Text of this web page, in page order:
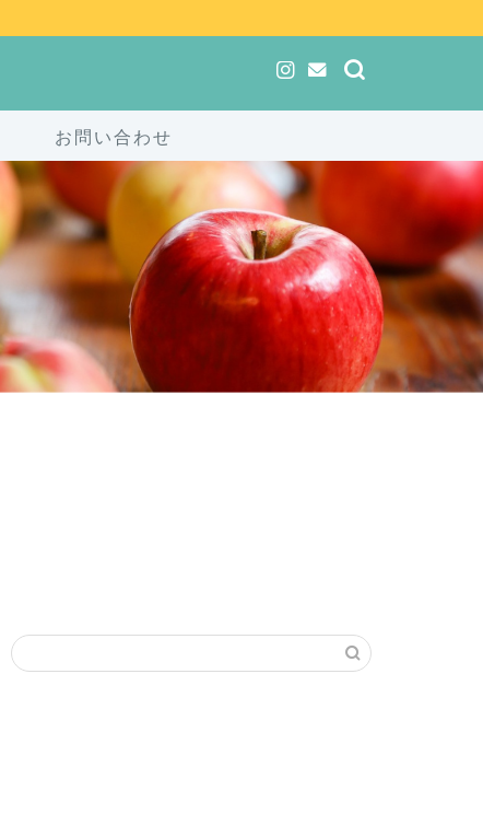
お問い合わせ